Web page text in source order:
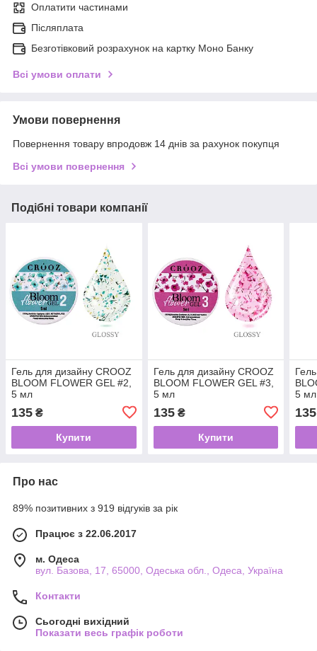
Оплатити частинами
Післяплата
Безготівковий розрахунок на картку Моно Банку
Всі умови оплати
Умови повернення
Повернення товару впродовж 14 днів за рахунок покупця
Всі умови повернення
Подібні товари компанії
Гель для дизайну CROOZ
BLOOM FLOWER GEL #2,
5 мл
135 ₴
Купити
Гель для дизайну CROOZ
BLOOM FLOWER GEL #3,
5 мл
135₴
Купити
5 мл
135
Про нас
89% позитивних з 919 відгуків за рік
Працює з 22.06.2017
м. Одеса
вул. Базова, 17, 65000, Одеська обл., Одеса, Україна
Контакти
Сьогодні вихідний
Показати весь графік роботи